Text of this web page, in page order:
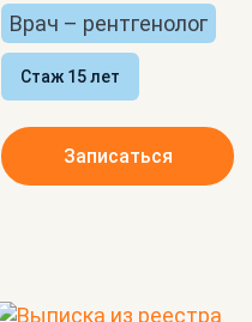
Врач – рентгенолог
Стаж 15 лет
Записаться